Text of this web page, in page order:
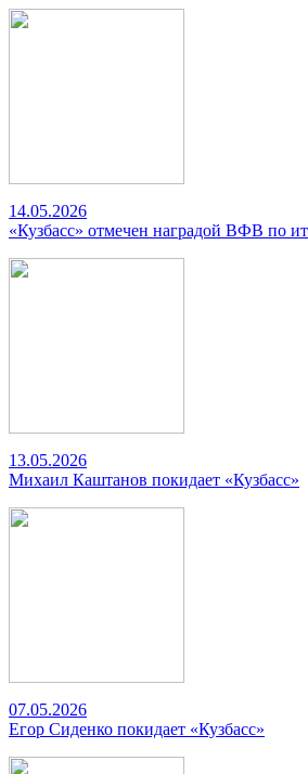
14.05.2026
«Кузбасс» отмечен наградой ВФВ по
13.05.2026
Михаил Каштанов покидает «Кузбасс»
07.05.2026
Егор Сиденко покидает «Кузбасс»